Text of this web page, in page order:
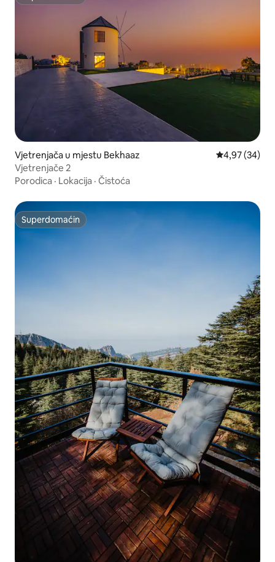
Vjetrenjača u mjestu Bekhaaz Prosječna
4,97 (34)
Vjetrenjače 2
Porodica · Lokacija · Čistoća
Superdomaćin
Superdomaćin